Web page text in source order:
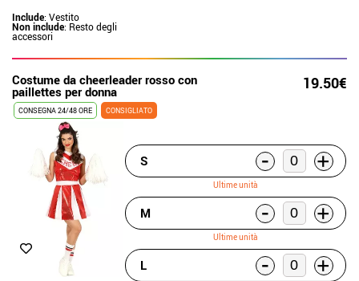
Include: Vestito
Non include: Resto degli
accessori
Costume da cheerleader rosso con
paillettes per donna 19.50€
CONSEGNA 24/48 ORE CONSIGLIATO
S - +
Ultime unità
M - +
Ultime unità
L - +